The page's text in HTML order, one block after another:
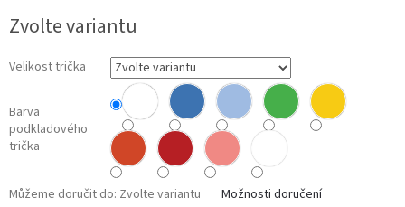
cena:
Zvolte variantu
Velikost trička
Barva
podkladového
trička
Můžeme doručit do: Zvolte variantu Možnosti doručení